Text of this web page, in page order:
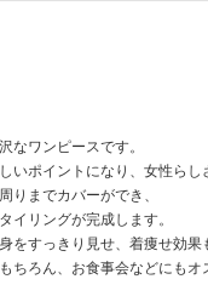
なワンピースです。
いポイントになり、女性らし
りまでカバーができ、
イリングが完成します。
をすっきり見せ、着痩せ効
ちろん、お食事会などにもオ